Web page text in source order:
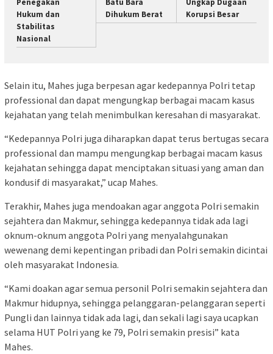
Hukum dan
Stabilitas
Nasional
Dihukum Berat
Korupsi Besar
Selain itu, Mahes juga berpesan agar kedepannya Polri tetap
professional dan dapat mengungkap berbagai macam kasus
kejahatan yang telah menimbulkan keresahan di masyarakat.
“Kedepannya Polri juga diharapkan dapat terus bertugas secara
professional dan mampu mengungkap berbagai macam kasus
kejahatan sehingga dapat menciptakan situasi yang aman dan
kondusif di masyarakat,” ucap Mahes.
Terakhir, Mahes juga mendoakan agar anggota Polri semakin
sejahtera dan Makmur, sehingga kedepannya tidak ada lagi
oknum-oknum anggota Polri yang menyalahgunakan
wewenang demi kepentingan pribadi dan Polri semakin dicintai
oleh masyarakat Indonesia.
“Kami doakan agar semua personil Polri semakin sejahtera dan
Makmur hidupnya, sehingga pelanggaran-pelanggaran seperti
Pungli dan lainnya tidak ada lagi, dan sekali lagi saya ucapkan
selama HUT Polri yang ke 79, Polri semakin presisi” kata
Mahes.